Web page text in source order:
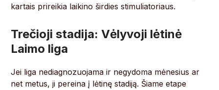
kartais prireikia laikino širdies stimuliatoriaus.
Trečioji stadija: Vėlyvoji lėtinė
Laimo liga
Jei liga nediagnozuojama ir negydoma mėnesius ar
net metus, ji pereina į lėtinę stadiją. Šiame etape